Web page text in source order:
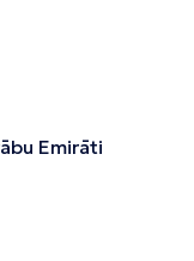
Emirāti